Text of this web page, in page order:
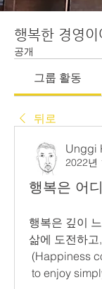
행복한 경영이
공개
그룹 활동
뒤로
Unggi
2022년
행복은 어
행복은 깊이
삶에 도전하
(Happiness
to enjoy